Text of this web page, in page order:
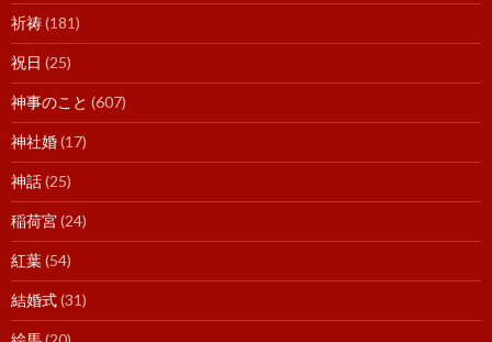
祈祷(181)
祝日 (25)
神事のこと (607)
神社婚(17)
神話(25)
稲荷宮(24)
紅葉(54)
結婚式(31)